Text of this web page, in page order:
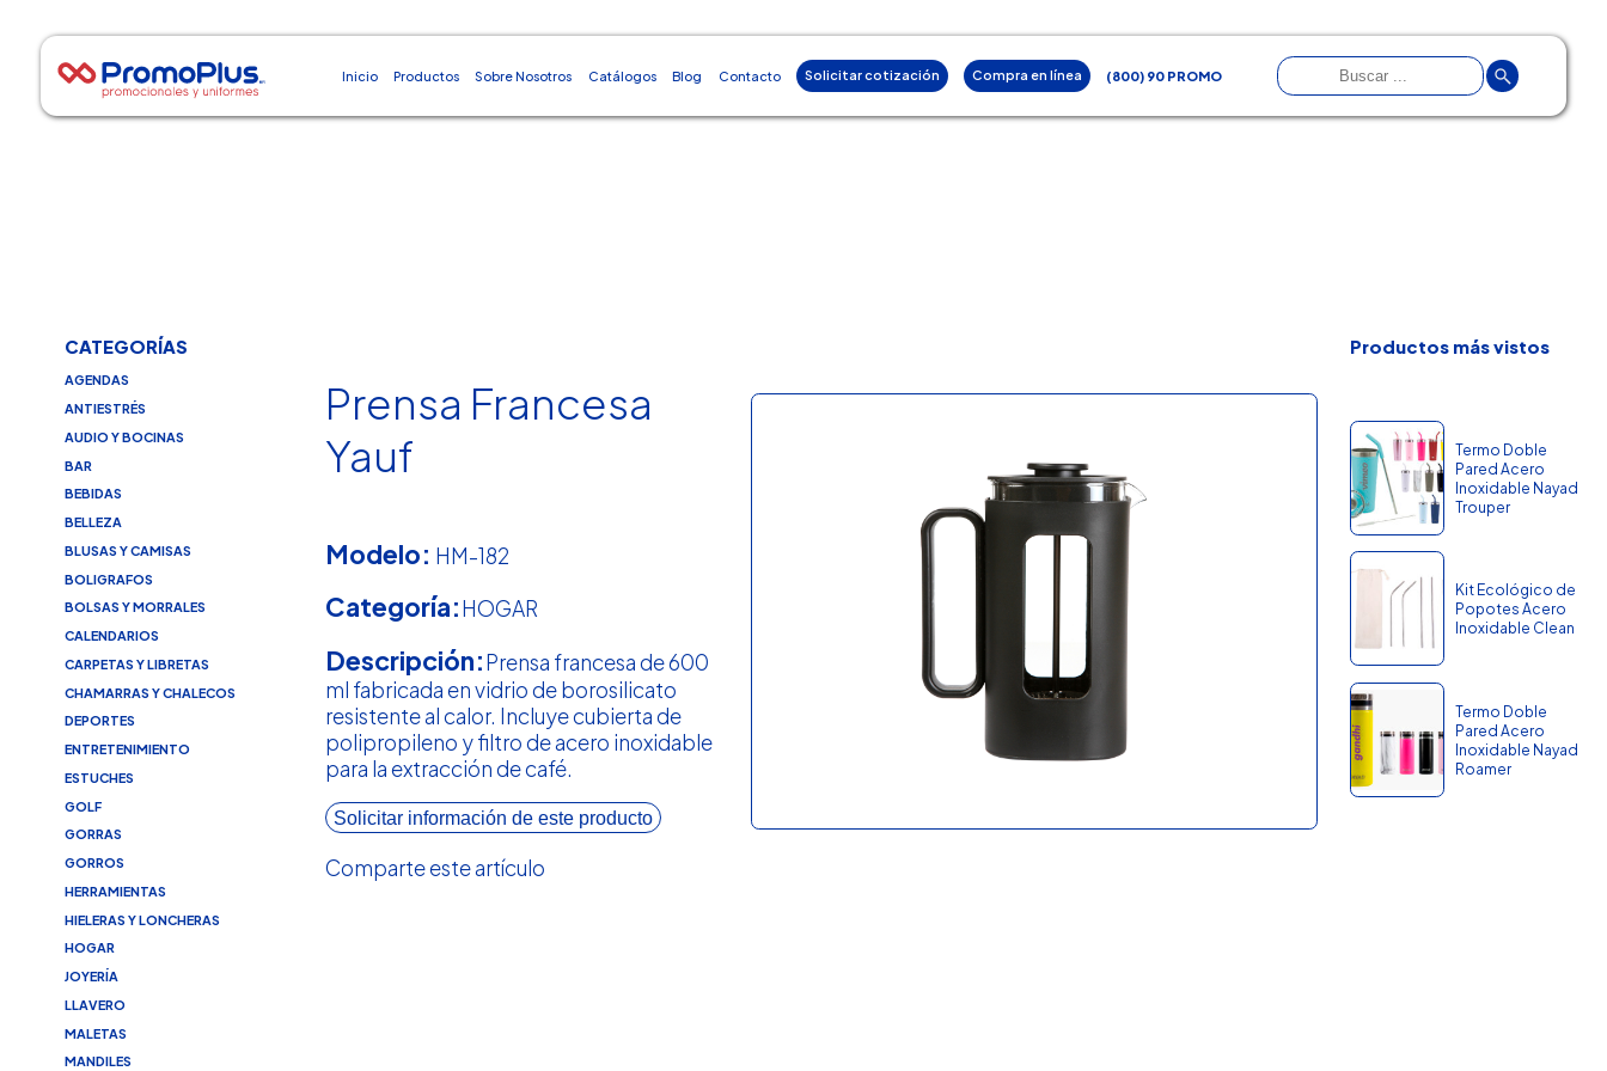
Inicio Productos Sobre Nosotros Catálogos Blog Contacto Solicitar cotización Compra en línea (800) 90 PROMO
CATEGORÍAS
AGENDAS
ANTIESTRÉS
AUDIO Y BOCINAS
BAR
BEBIDAS
BELLEZA
BLUSAS Y CAMISAS
BOLIGRAFOS
BOLSAS Y MORRALES
CALENDARIOS
CARPETAS Y LIBRETAS
CHAMARRAS Y CHALECOS
DEPORTES
ENTRETENIMIENTO
ESTUCHES
GOLF
GORRAS
GORROS
HERRAMIENTAS
HIELERAS Y LONCHERAS
HOGAR
JOYERÍA
LLAVERO
MALETAS
MANDILES
Prensa Francesa
Yauf
Modelo: HM-182
Categoría:HOGAR
Descripción:Prensa francesa de 600
ml fabricada en vidrio de borosilicato
resistente al calor. Incluye cubierta de
polipropileno y filtro de acero inoxidable
para la extracción de café.
Solicitar información de este producto
Comparte este artículo
Productos más vistos
Termo Doble
Pared Acero
Inoxidable Nayad
Trouper
Kit Ecológico de
Popotes Acero
Inoxidable Clean
Termo Doble
Pared Acero
Inoxidable Nayad
Roamer